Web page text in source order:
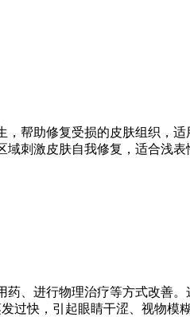
帮助修复受损的皮肤组织，
刺激皮肤自我修复，适合浅
、进行物理治疗等方式改善
快，引起眼睛干涩、视物模